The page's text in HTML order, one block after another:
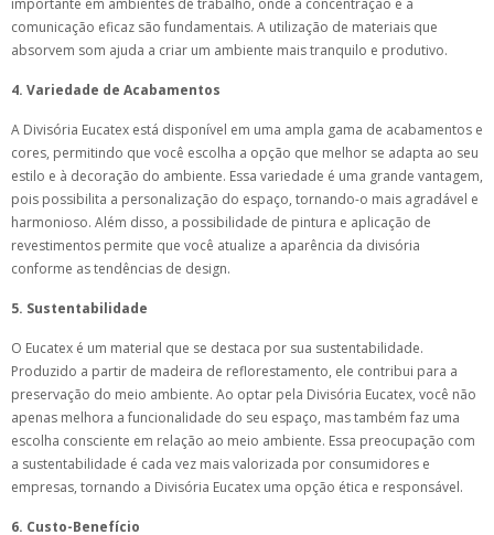
importante em ambientes de trabalho, onde a concentração e a
comunicação eficaz são fundamentais. A utilização de materiais que
absorvem som ajuda a criar um ambiente mais tranquilo e produtivo.
4. Variedade de Acabamentos
A Divisória Eucatex está disponível em uma ampla gama de acabamentos e
cores, permitindo que você escolha a opção que melhor se adapta ao seu
estilo e à decoração do ambiente. Essa variedade é uma grande vantagem,
pois possibilita a personalização do espaço, tornando-o mais agradável e
harmonioso. Além disso, a possibilidade de pintura e aplicação de
revestimentos permite que você atualize a aparência da divisória
conforme as tendências de design.
5. Sustentabilidade
O Eucatex é um material que se destaca por sua sustentabilidade.
Produzido a partir de madeira de reflorestamento, ele contribui para a
preservação do meio ambiente. Ao optar pela Divisória Eucatex, você não
apenas melhora a funcionalidade do seu espaço, mas também faz uma
escolha consciente em relação ao meio ambiente. Essa preocupação com
a sustentabilidade é cada vez mais valorizada por consumidores e
empresas, tornando a Divisória Eucatex uma opção ética e responsável.
6. Custo-Benefício